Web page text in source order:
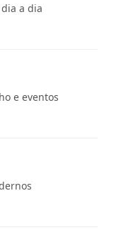
a dia
e eventos